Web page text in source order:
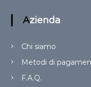
Azienda
Chi siamo
Metodi di
F.A.Q.